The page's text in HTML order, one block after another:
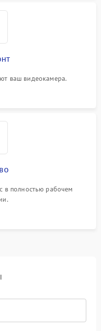
ваш видеокамера.
в полностью рабочем